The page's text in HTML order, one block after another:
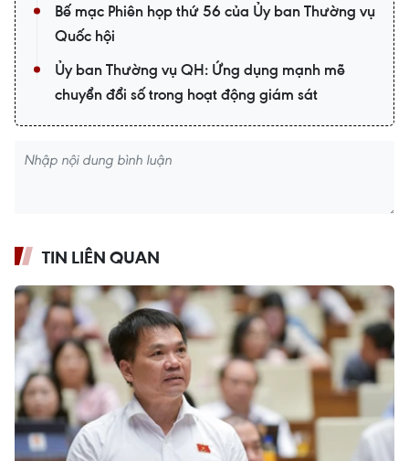
Bế mạc Phiên họp thứ 56 của Ủy ban Thường vụ
Quốc hội
Ủy ban Thường vụ QH: Ứng dụng mạnh mẽ
chuyển đổi số trong hoạt động giám sát
TIN LIÊN QUAN